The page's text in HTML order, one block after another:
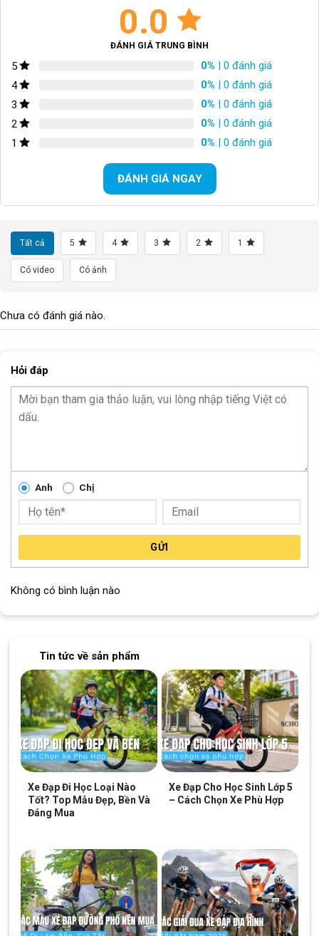
Đĩa dầu TRP SLATE
Shimano 11-40T 11S
N/A
Nhôm 28/38T
Hợp kim nhôm
CÂN NẶNG
TỐC ĐỘ
TRỤC GIỮA
0.0
ĐÁNH GIÁ TRUNG BÌNH
5 0% | 0 đánh giá
4
0% | 0 đánh giá
3
0% | 0 đánh giá
2
0% | 0 đánh giá
1
0% | 0 đánh giá
ĐÁNH GIÁ NGAY
Tất cả 5 4 3 2 1
Có video Có ảnh
Chưa có đánh giá nào.
Hỏi đáp
Anh Chị
GỬI
Không có bình luận nào
Tin tức về sản phẩm
Xe Đạp Đi Học Loại Nào
Tốt? Top Mẫu Đẹp, Bền Và
Đáng Mua
Xe Đạp Cho Học Sinh Lớp 5
– Cách Chọn Xe Phù Hợp